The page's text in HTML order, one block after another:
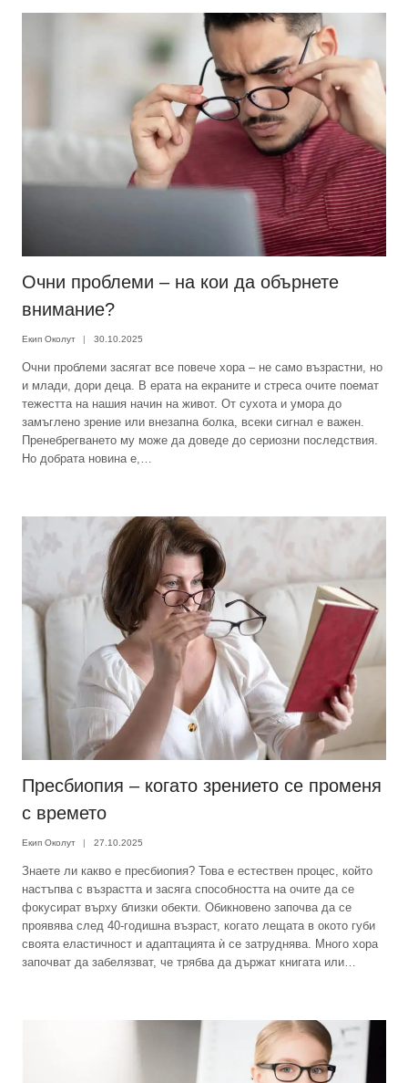
Очни проблеми – на кои да обърнете
внимание?
Екип Околут 30.10.2025
Очни проблеми засягат все повече хора – не само възрастни, но
и млади, дори деца. В ерата на екраните и стреса очите поемат
тежестта на нашия начин на живот. От сухота и умора до
замъглено зрение или внезапна болка, всеки сигнал е важен.
Пренебрегването му може да доведе до сериозни последствия.
Но добрата новина е,…
Пресбиопия – когато зрението се променя
с времето
Екип Околут 27.10.2025
Знаете ли какво е пресбиопия? Това е естествен процес, който
настъпва с възрастта и засяга способността на очите да се
фокусират върху близки обекти. Обикновено започва да се
проявява след 40-годишна възраст, когато лещата в окото губи
своята еластичност и адаптацията ѝ се затруднява. Много хора
започват да забелязват, че трябва да държат книгата или…